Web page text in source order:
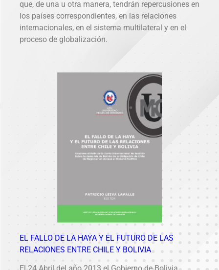
que, de una u otra manera, tendrán repercusiones en
los países correspondientes, en las relaciones
internacionales, en el sistema multilateral y en el
proceso de globalización.
EL FALLO DE LA HAYA Y EL FUTURO DE LAS
RELACIONES ENTRE CHILE Y BOLIVIA